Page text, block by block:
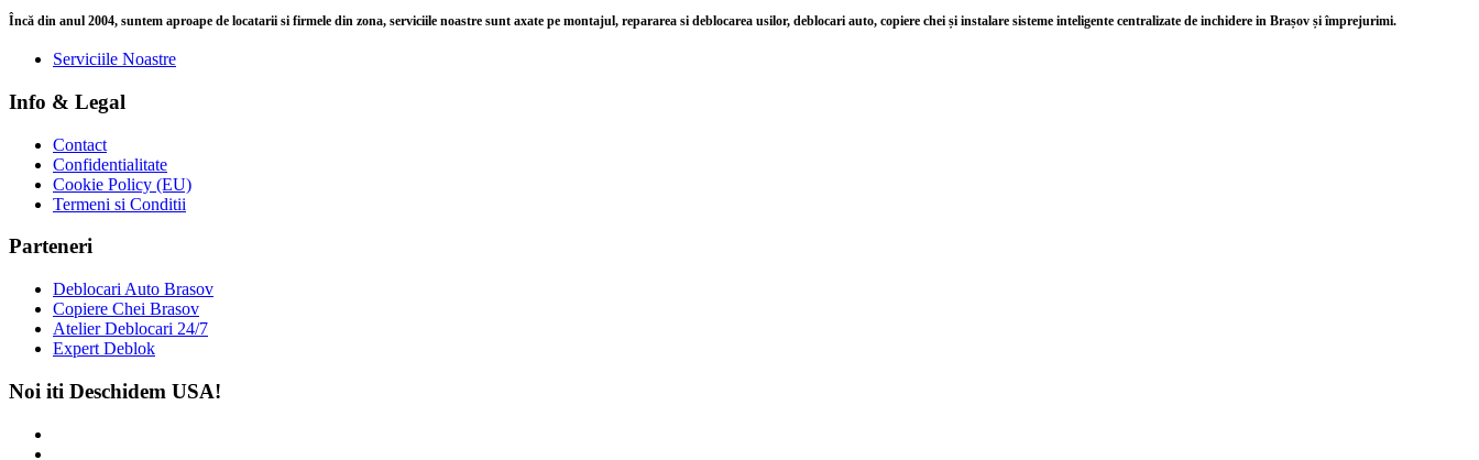
Încă din anul 2004, suntem aproape de locatarii si firmele din zona, serviciile noastre sunt axate pe montajul, repararea si deblocarea usilor, deblocari auto, copiere chei și instalare sisteme inteligente centralizate de inchidere in Brașov și împrejurimi.
Serviciile Noastre
Info & Legal
Contact
Confidentialitate
Cookie Policy (EU)
Termeni si Conditii
Parteneri
Deblocari Auto Brasov
Copiere Chei Brasov
Atelier Deblocari 24/7
Expert Deblok
Noi iti Deschidem USA!